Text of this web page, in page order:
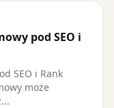
pod SEO i
SEO i Rank
może